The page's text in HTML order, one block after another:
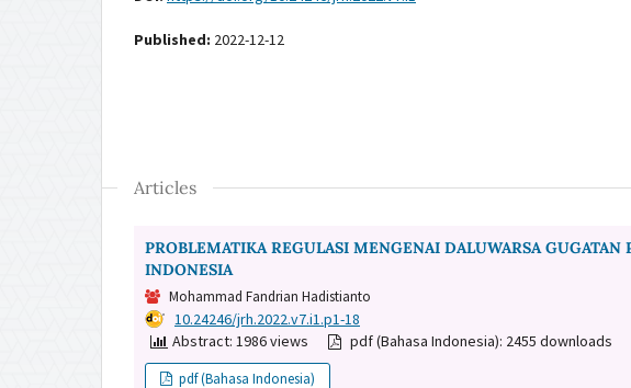
Published: 2022-12-12
Articles
PROBLEMATIKA REGULASI MENGENAI DALUWARSA
INDONESIA
Mohammad Fandrian Hadistianto
DOI: 10.24246/jrh.2022.v7.i1.p1-18
Abstract: 1986 views
pdf (Bahasa Indonesia): 2455 downloads
pdf (Bahasa Indonesia)